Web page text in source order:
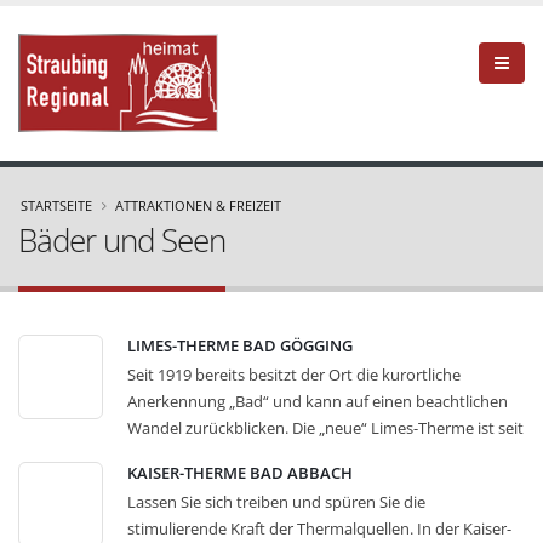
STARTSEITE ATTRAKTIONEN & FREIZEIT
Bäder und Seen
LIMES-THERME BAD GÖGGING
Seit 1919 bereits besitzt der Ort die kurortliche
Anerkennung „Bad“ und kann auf einen beachtlichen
Wandel zurückblicken. Die „neue“ Limes-Therme ist seit
beliebter Wellnesstempel. In der Limes-Therme
erwarten Sie 1300 m² Thermal-Wasserfläche,
Strömungskanal, Whirlpool und Schwimmbecken
KAISER-THERME BAD ABBACH
Lassen Sie sich treiben und spüren Sie die
stimulierende Kraft der Thermalquellen. In der Kaiser-